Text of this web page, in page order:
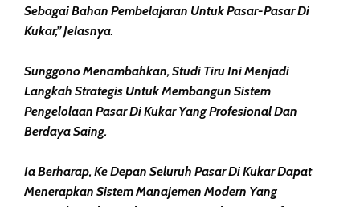
Sebagai Bahan Pembelajaran Untuk Pasar-Pasar Di
Kukar,” Jelasnya.
Sunggono Menambahkan, Studi Tiru Ini Menjadi
Langkah Strategis Untuk Membangun Sistem
Pengelolaan Pasar Di Kukar Yang Profesional Dan
Berdaya Saing.
Ia Berharap, Ke Depan Seluruh Pasar Di Kukar Dapat
Menerapkan Sistem Manajemen Modern Yang